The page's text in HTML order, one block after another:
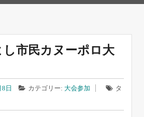
市民カヌーポロ大
日 カテゴリー: 大会参加
タ